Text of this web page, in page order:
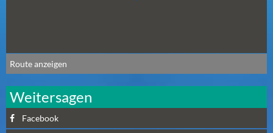
C
H
T
E
R
Route anzeigen
Weitersagen
Facebook